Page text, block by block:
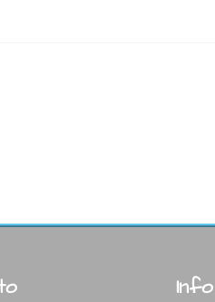
Info